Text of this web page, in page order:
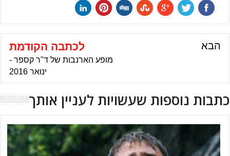
הבא לכתבה הקודמת
מופע הארנבות של ד"ר קספר -
ינואר 2016
כתבות נוספות שעשויות לעניין אותך